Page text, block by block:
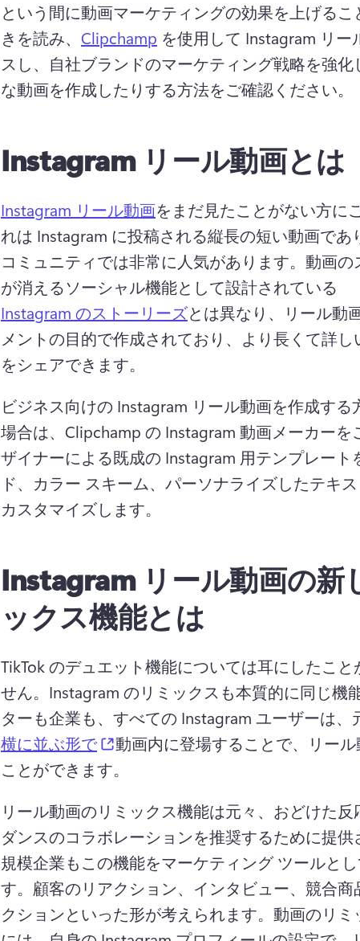
という間に動画マーケティングの効果を上げるこ
きを読み、 Clipchamp を使用して Instagram リー
スし、自社ブランドのマーケティング戦略を強化
な動画を作成したりする方法をご確認ください。
Instagram リール動画とは
Instagram リール動画をまだ見たことがない方に
れは Instagram に投稿される縦長の短い動画であ
コミュニティでは非常に人気があります。 動画の
が消えるソーシャル機能として設計されている
Instagram のストーリーズとは異なり、リール動
メントの目的で作成されており、より長くて詳し
をシェアできます。
ビジネス向けの Instagram リール動画を作成する
場合は、Clipchamp の Instagram 動画メーカーを
ザイナーによる既成の Instagram 用テンプレート
ド、カラー スキーム、パーソナライズしたテキ
カスタマイズします。
Instagram リール動画の新
ックス機能とは
TikTok のデュエット機能については耳にしたこと
せん。Instagram のリミックスも本質的に同じ機能
ターも企業も、すべての Instagram ユーザーは、
横に並ぶ形で
(opens in a new tab)
動画内に登場することで、リー
ことができます。
リール動画のリミックス機能は元々、おどけた反
ダンスのコラボレーションを推奨するために提
規模企業もこの機能をマーケティング ツールと
す。 顧客のリアクション、インタビュー、競合商
クションといった形が考えられます。 動画のリミ